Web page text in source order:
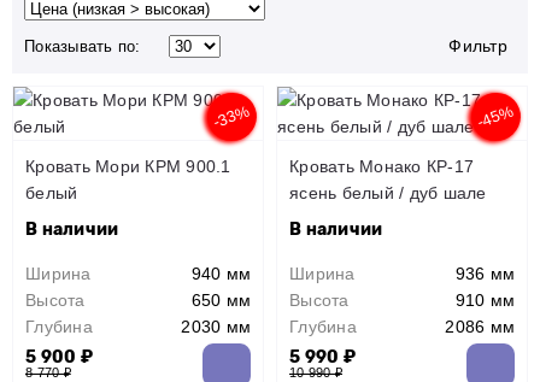
Показывать по: Фильтр
-33%
Кровать Мори КРМ 900.1
белый
В наличии
Ширина
940 мм
Высота
650 мм
Глубина
2030 мм
5 900 ₽
8 770 ₽
-45%
Кровать Монако КР-17
ясень белый / дуб шале
В наличии
Ширина
936 мм
Высота
910 мм
Глубина
2086 мм
5 990 ₽
10 990 ₽